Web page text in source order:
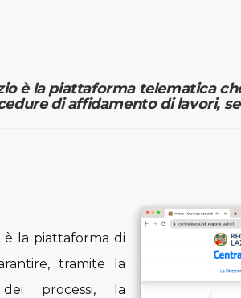
è la piattaforma telematica
di affidamento di lavori,
è la piattaforma di
tramite la
dei processi, la